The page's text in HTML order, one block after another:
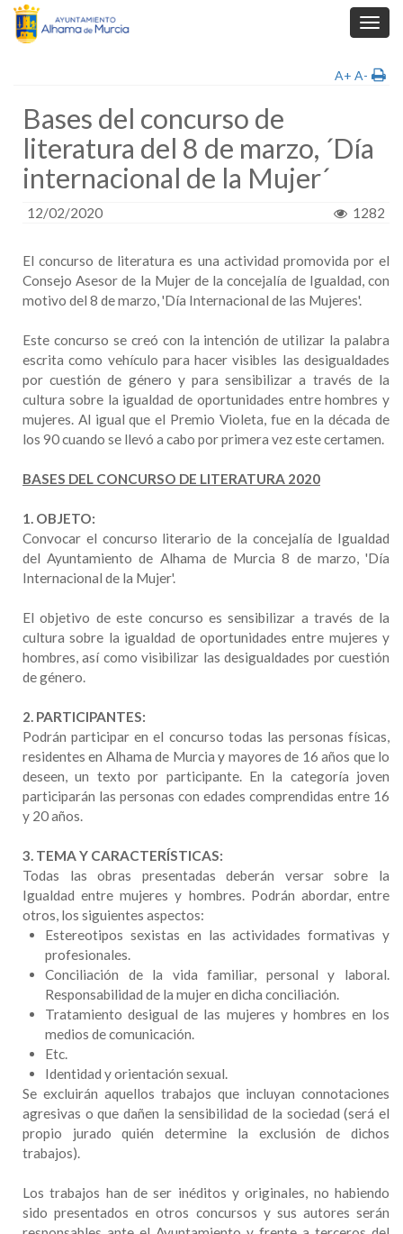
A+ A-
Bases del concurso de
literatura del 8 de marzo, ´Día
internacional de la Mujer´
12/02/2020 1282
El concurso de literatura es una actividad promovida por el
Consejo Asesor de la Mujer de la concejalía de Igualdad, con
motivo del 8 de marzo, 'Día Internacional de las Mujeres'.
Este concurso se creó con la intención de utilizar la palabra
escrita como vehículo para hacer visibles las desigualdades
por cuestión de género y para sensibilizar a través de la
cultura sobre la igualdad de oportunidades entre hombres y
mujeres. Al igual que el Premio Violeta, fue en la década de
los 90 cuando se llevó a cabo por primera vez este certamen.
BASES DEL CONCURSO DE LITERATURA 2020
1. OBJETO:
Convocar el concurso literario de la concejalía de Igualdad
del Ayuntamiento de Alhama de Murcia 8 de marzo, 'Día
Internacional de la Mujer'.
El objetivo de este concurso es sensibilizar a través de la
cultura sobre la igualdad de oportunidades entre mujeres y
hombres, así como visibilizar las desigualdades por cuestión
de género.
2. PARTICIPANTES:
Podrán participar en el concurso todas las personas físicas,
residentes en Alhama de Murcia y mayores de 16 años que lo
deseen, un texto por participante. En la categoría joven
participarán las personas con edades comprendidas entre 16
y 20 años.
3. TEMA Y CARACTERÍSTICAS:
Todas las obras presentadas deberán versar sobre la
Igualdad entre mujeres y hombres. Podrán abordar, entre
otros, los siguientes aspectos:
Estereotipos sexistas en las actividades formativas y
profesionales.
Conciliación de la vida familiar, personal y laboral.
Responsabilidad de la mujer en dicha conciliación.
Tratamiento desigual de las mujeres y hombres en los
medios de comunicación.
Etc.
Identidad y orientación sexual.
Se excluirán aquellos trabajos que incluyan connotaciones
agresivas o que dañen la sensibilidad de la sociedad (será el
propio jurado quién determine la exclusión de dichos
trabajos).
Los trabajos han de ser inéditos y originales, no habiendo
sido presentados en otros concursos y sus autores serán